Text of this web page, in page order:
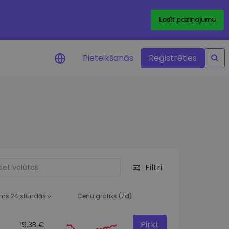
Lasīt paziņojumu
Pieteikšanās Reģistrēties
Filtri
24 stundās Cenu grafiks (7d)
19.3B € Pirkt